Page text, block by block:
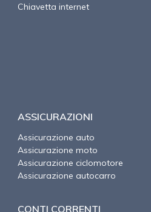
Chiavetta internet
ASSICURAZIONI
Assicurazione auto
Assicurazione moto
Assicurazione ciclomotore
Assicurazione autocarro
CONTI CORRENTI